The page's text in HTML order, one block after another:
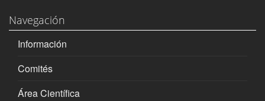
Navegación
Información
Comités
Área Científica